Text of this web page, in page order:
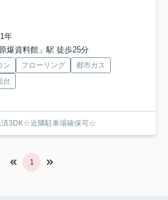
年
爆資料館」駅 徒歩25分
ン フローリング
都市ガス
台
3DK☆近隣駐車場確保可☆
1